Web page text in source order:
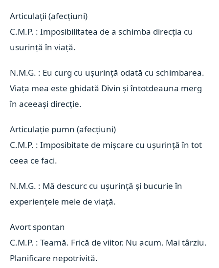
Articulații (afecțiuni)
C.M.P. : Imposibilitatea de a schimba direcția cu
usurință în viață.
N.M.G. : Eu curg cu ușurință odată cu schimbarea.
Viața mea este ghidată Divin și întotdeauna merg
în aceeași direcție.
Articulație pumn (afecțiuni)
C.M.P. : Imposibitate de mișcare cu ușurință în tot
ceea ce faci.
N.M.G. : Mă descurc cu ușurință și bucurie în
experiențele mele de viață.
Avort spontan
C.M.P. : Teamă. Frică de viitor. Nu acum. Mai târziu.
Planificare nepotrivită.